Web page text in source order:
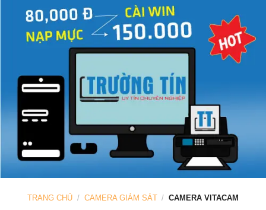
TRANG CHỦ / CAMERA GIÁM SÁT / CAMERA VITACAM